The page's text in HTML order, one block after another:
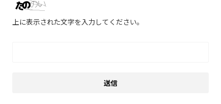
上に表示された文字を入力してください。